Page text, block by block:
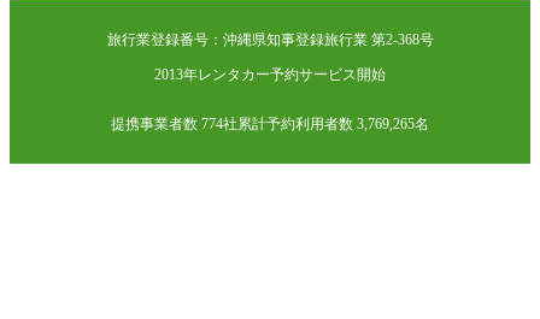
旅行業登録番号：沖縄県知事登録旅行業 第2-368号
2013年レンタカー予約サービス開始
提携事業者数 774社累計予約利用者数 3,769,265名